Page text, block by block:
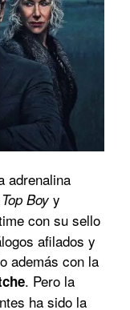
adrenalina
Top Boy y
con su sello
afilados y
además con la
. Pero la
ha sido la